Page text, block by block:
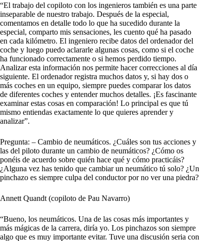
“El trabajo del copiloto con los ingenieros también es una parte
inseparable de nuestro trabajo. Después de la especial,
comentamos en detalle todo lo que ha sucedido durante la
especial, comparto mis sensaciones, les cuento qué ha pasado
en cada kilómetro. El ingeniero recibe datos del ordenador del
coche y luego puedo aclararle algunas cosas, como si el coche
ha funcionado correctamente o si hemos perdido tiempo.
Analizar esta información nos permite hacer correcciones al día
siguiente. El ordenador registra muchos datos y, si hay dos o
más coches en un equipo, siempre puedes comparar los datos
de diferentes coches y entender muchos detalles. ¡Es fascinante
examinar estas cosas en comparación! Lo principal es que tú
mismo entiendas exactamente lo que quieres aprender y
analizar”.
Pregunta: – Cambio de neumáticos. ¿Cuáles son tus acciones y
las del piloto durante un cambio de neumáticos? ¿Cómo os
ponéis de acuerdo sobre quién hace qué y cómo practicáis?
¿Alguna vez has tenido que cambiar un neumático tú solo? ¿Un
pinchazo es siempre culpa del conductor por no ver una piedra?
Annett Quandt (copiloto de Pau Navarro)
“Bueno, los neumáticos. Una de las cosas más importantes y
más mágicas de la carrera, diría yo. Los pinchazos son siempre
algo que es muy importante evitar. Tuve una discusión seria con